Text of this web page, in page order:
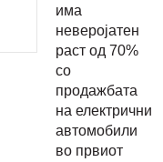
во
Германија
има
неверојатен
раст од 70%
со
продажбата
на електрични
автомобили
во првиот